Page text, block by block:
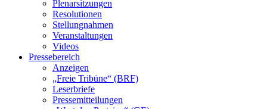
Plenarsitzungen
Resolutionen
Stellungnahmen
Veranstaltungen
Videos
Pressebereich
Anzeigen
„Freie Tribüne“ (BRF)
Leserbriefe
Pressemitteilungen